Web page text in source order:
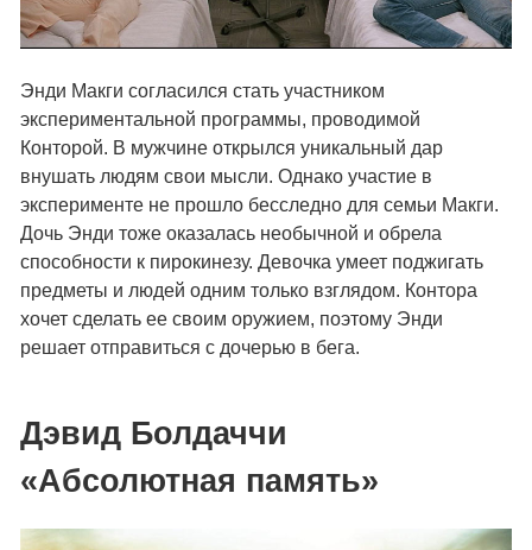
Энди Макги согласился стать участником
экспериментальной программы, проводимой
Конторой. В мужчине открылся уникальный дар
внушать людям свои мысли. Однако участие в
эксперименте не прошло бесследно для семьи Макги.
Дочь Энди тоже оказалась необычной и обрела
способности к пирокинезу. Девочка умеет поджигать
предметы и людей одним только взглядом. Контора
хочет сделать ее своим оружием, поэтому Энди
решает отправиться с дочерью в бега.
Дэвид Болдаччи
«Абсолютная память»